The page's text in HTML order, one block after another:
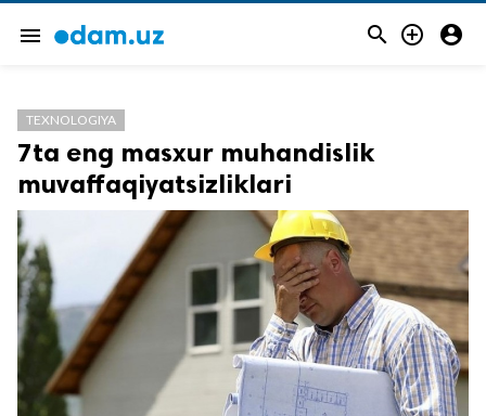
menu   
TEXNOLOGIYA
7ta eng masxur muhandislik
muvaffaqiyatsizliklari